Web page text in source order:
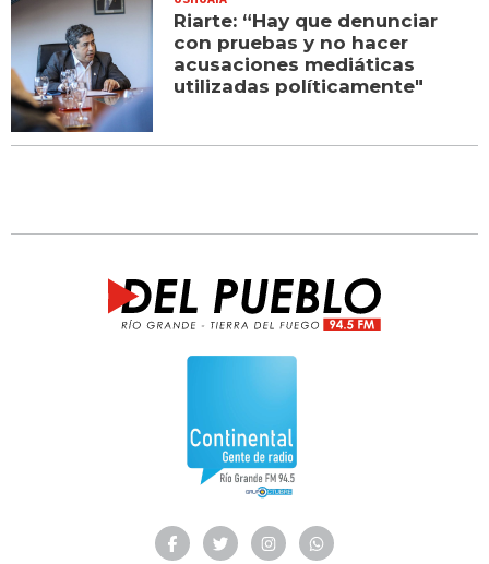
Riarte: “Hay que denunciar
con pruebas y no hacer
acusaciones mediáticas
utilizadas políticamente"